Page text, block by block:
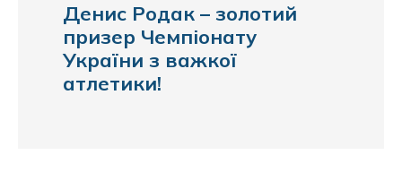
Денис Родак – золотий
призер Чемпіонату
України з важкої
атлетики!